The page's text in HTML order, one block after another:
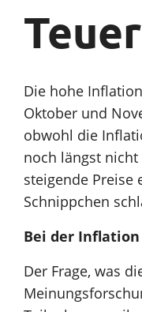
Sparen
Die hohe
Oktober und
obwohl die
noch längst
steigende Preise
Schnippchen
Bei der
Der Frage, was